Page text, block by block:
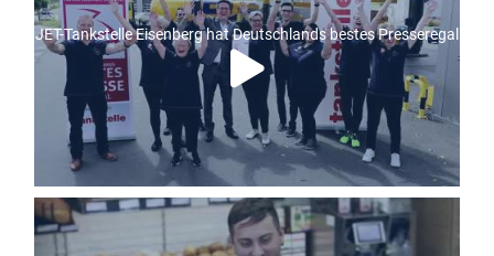
JET-Tankstelle Eisenberg hat Deutschlands bestes Presseregal